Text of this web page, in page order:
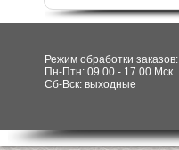
Режим обработки заказов:
Пн-Птн: 09.00 - 17.00 Мск
Сб-Вск: выходные